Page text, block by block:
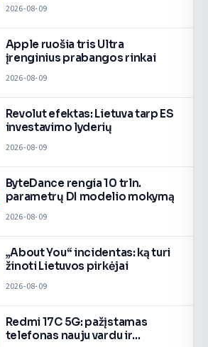
2026-08-09
Apple ruošia tris Ultra
įrenginius prabangos rinkai
2026-08-09
Revolut efektas: Lietuva tarp ES
investavimo lyderių
2026-08-09
ByteDance rengia 10 trln.
parametrų DI modelio mokymą
2026-08-09
„About You“ incidentas: ką turi
žinoti Lietuvos pirkėjai
2026-08-09
Redmi 17C 5G: pažįstamas
telefonas nauju vardu ir